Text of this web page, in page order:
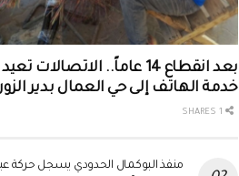
بعد انقطاع 14 عاماً.. الاتصالات تعيد
خدمة الهاتف إلى حي العمال بدير
منفذ البوكمال الحدودي يسجل حركة